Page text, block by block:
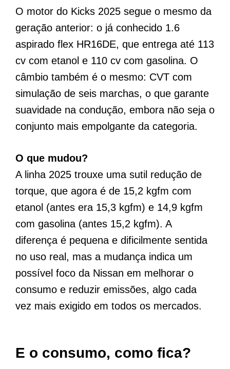
O motor do Kicks 2025 segue o mesmo da
geração anterior: o já conhecido 1.6
aspirado flex HR16DE, que entrega até 113
cv com etanol e 110 cv com gasolina. O
câmbio também é o mesmo: CVT com
simulação de seis marchas, o que garante
suavidade na condução, embora não seja o
conjunto mais empolgante da categoria.
O que mudou?
A linha 2025 trouxe uma sutil redução de
torque, que agora é de 15,2 kgfm com
etanol (antes era 15,3 kgfm) e 14,9 kgfm
com gasolina (antes 15,2 kgfm). A
diferença é pequena e dificilmente sentida
no uso real, mas a mudança indica um
possível foco da Nissan em melhorar o
consumo e reduzir emissões, algo cada
vez mais exigido em todos os mercados.
E o consumo, como fica?